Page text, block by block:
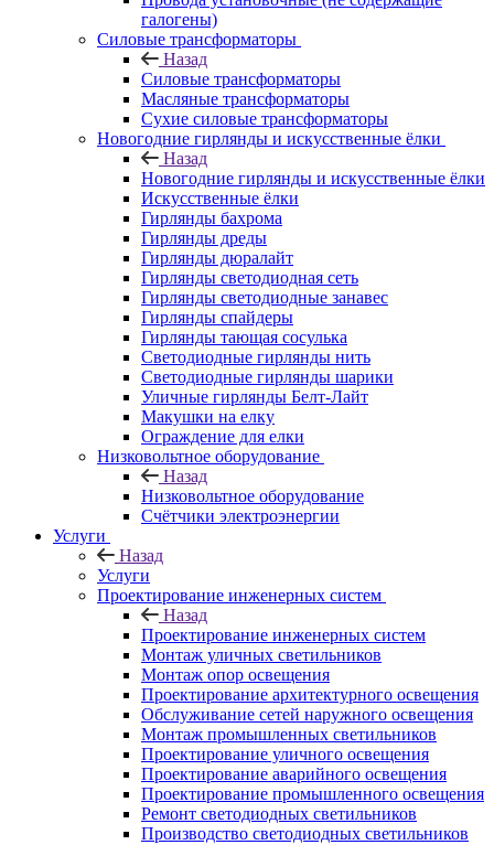
галогены)
Силовые трансформаторы
Назад
Силовые трансформаторы
Масляные трансформаторы
Сухие силовые трансформаторы
Новогодние гирлянды и искусственные ёлки
Назад
Новогодние гирлянды и искусственные ёлки
Искусственные ёлки
Гирлянды бахрома
Гирлянды дреды
Гирлянды дюралайт
Гирлянды светодиодная сеть
Гирлянды светодиодные занавес
Гирлянды спайдеры
Гирлянды тающая сосулька
Светодиодные гирлянды нить
Светодиодные гирлянды шарики
Уличные гирлянды Белт-Лайт
Макушки на елку
Ограждение для елки
Низковольтное оборудование
Назад
Низковольтное оборудование
Счётчики электроэнергии
Услуги
Назад
Услуги
Проектирование инженерных систем
Назад
Проектирование инженерных систем
Монтаж уличных светильников
Монтаж опор освещения
Проектирование архитектурного освещения
Обслуживание сетей наружного освещения
Монтаж промышленных светильников
Проектирование уличного освещения
Проектирование аварийного освещения
Проектирование промышленного освещения
Ремонт светодиодных светильников
Производство светодиодных светильников